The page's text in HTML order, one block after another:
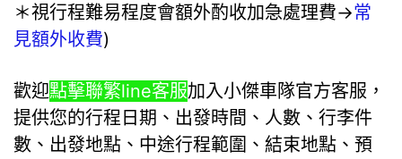
＊視行程難易程度會額外酌收加急處理費→常
見額外收費)
歡迎點擊聯繁line客服加入小傑車隊官方客服，
提供您的行程日期、出發時間、人數、行李件
數、出發地點、中途行程範圍、結束地點、預